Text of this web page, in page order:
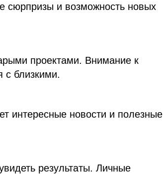
сюрпризы и возможность новых
проектами. Внимание к
с близкими.
интересные новости и полезные
результаты. Личные